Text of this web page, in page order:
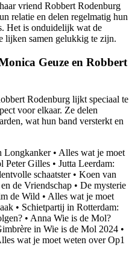
vriend Robbert Rodenburg
relatie en delen regelmatig hun
Het is onduidelijk wat de
lijken samen gelukkig te zijn.
Geuze en Robbert
Rodenburg lijkt speciaal te
voor elkaar. Ze delen
wat hun band versterkt en
Longkanker• Alles wat je moet
Peter Gilles • Jutta Leerdam:
schaatster• Koen van
de Vriendschap • De mysterie
de Wild • Alles wat je moet
• Schietpartij in Rotterdam:
• Anna Wie is de Mol?
in Wie is de Mol 2024 •
wat je moet weten over Op1